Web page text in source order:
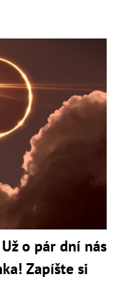
o pár dní nás
Zapíšte si